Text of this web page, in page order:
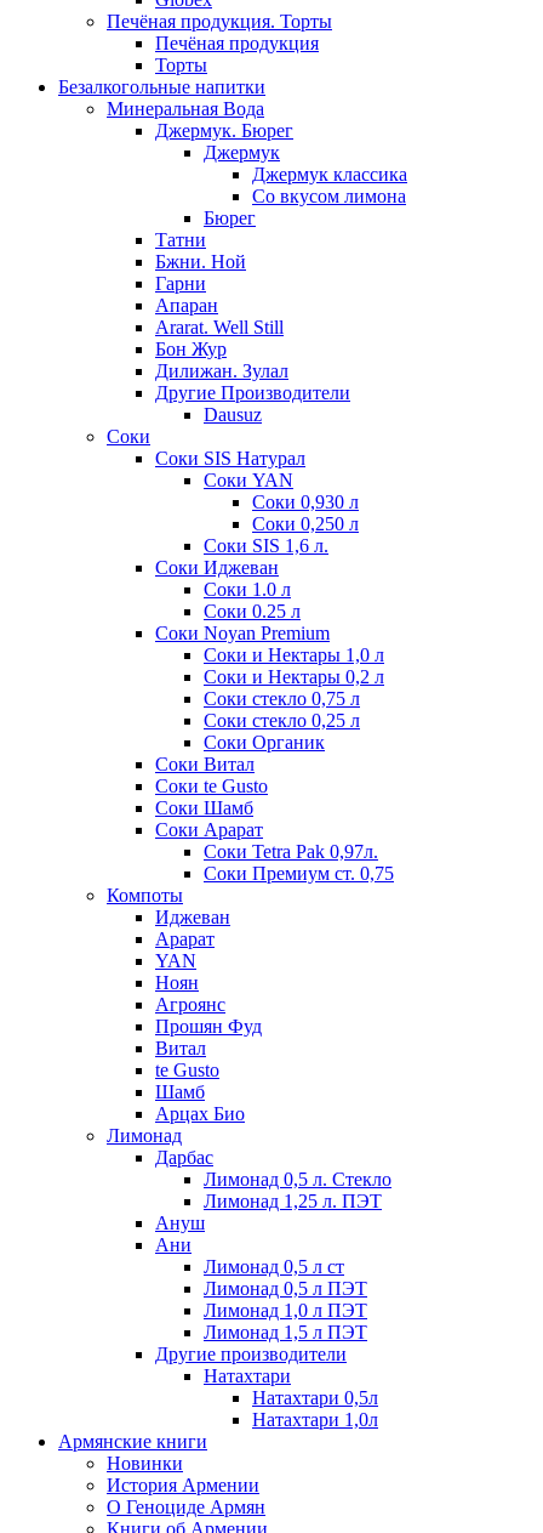
Печёная продукция. Торты
Печёная продукция
Торты
Безалкогольные напитки
Минеральная Вода
Джермук. Бюрег
Джермук
Джермук классика
Со вкусом лимона
Бюрег
Татни
Бжни. Ной
Гарни
Апаран
Ararat. Well Still
Бон Жур
Дилижан. Зулал
Другие Производители
Dausuz
Соки
Соки SIS Натурал
Соки YAN
Соки 0,930 л
Соки 0,250 л
Соки SIS 1,6 л.
Соки Иджеван
Соки 1.0 л
Соки 0.25 л
Соки Noyan Premium
Соки и Нектары 1,0 л
Соки и Нектары 0,2 л
Соки стекло 0,75 л
Соки стекло 0,25 л
Соки Органик
Соки Витал
Соки te Gusto
Соки Шамб
Соки Арарат
Соки Tetra Pak 0,97л.
Соки Премиум ст. 0,75
Компоты
Иджеван
Арарат
YAN
Ноян
Агроянс
Прошян Фуд
Витал
te Gusto
Шамб
Арцах Био
Лимонад
Дарбас
Лимонад 0,5 л. Стекло
Лимонад 1,25 л. ПЭТ
Ануш
Ани
Лимонад 0,5 л ст
Лимонад 0,5 л ПЭТ
Лимонад 1,0 л ПЭТ
Лимонад 1,5 л ПЭТ
Другие производители
Натахтари
Натахтари 0,5л
Натахтари 1,0л
Армянские книги
Новинки
История Армении
О Геноциде Армян
Книги об Армении